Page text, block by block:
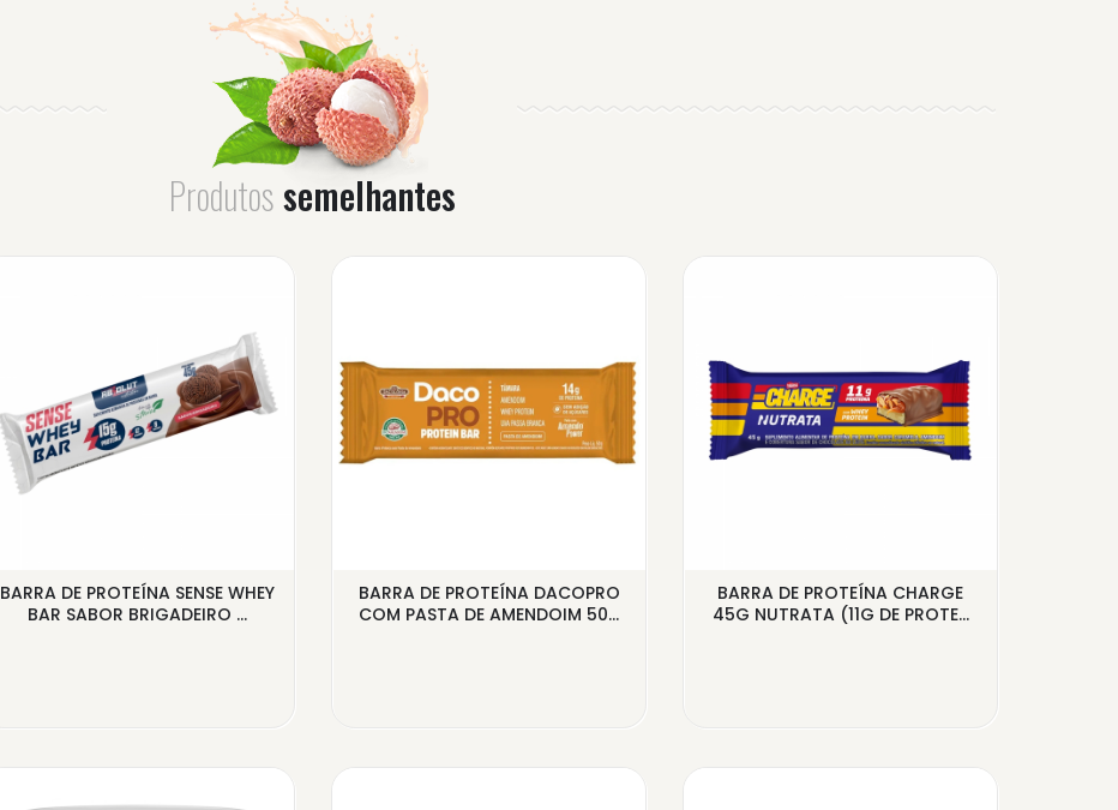
Produtossemelhantes
BARRA DE PROTEÍNA SENSE WHEY
BAR SABOR BRIGADEIRO ...
BARRA DE PROTEÍNA DACOPRO
COM PASTA DE AMENDOIM 50...
BARRA DE PROTEÍNA CHARGE
45G NUTRATA (11G DE PROTE...